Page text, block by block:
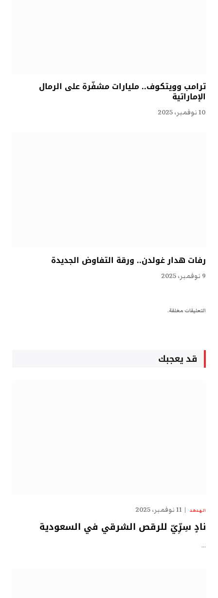
ترامب وويتكوف.. مليارات مشفّرة على الرمال
الإماراتية
10 نوفمبر، 2025
رفات هدار غولدن.. ورقة التفاوض الجديدة
9 نوفمبر، 2025
التعليقات مغلقة.
قد يعجبك
الهدهد 11 نوفمبر، 2025
نادٍ سِرِّيّ للرقص الشرقي في السعودية
…